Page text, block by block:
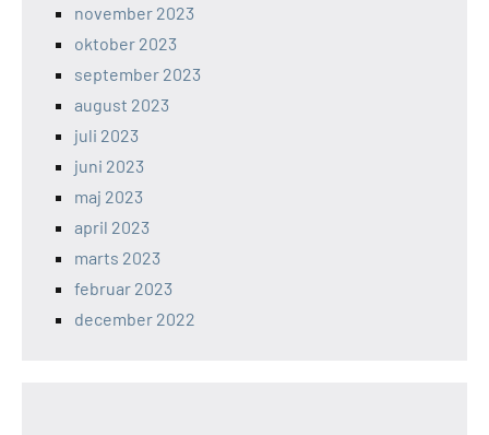
november 2023
oktober 2023
september 2023
august 2023
juli 2023
juni 2023
maj 2023
april 2023
marts 2023
februar 2023
december 2022